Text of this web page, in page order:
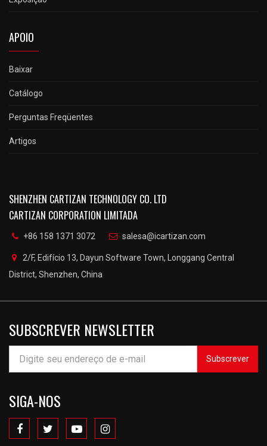
APOIO
Baixar
Catálogo
Perguntas Freqüentes
Artigos
SHENZHEN CARTIZAN TECHNOLOGY CO. LTD
CARTIZAN CORPORATION LIMITADA
+86 158 1371 3072 salesa@icartizan.com
2/F, Edifício 13, Dayun Software Town, Longgang Central
District, Shenzhen, China
SUBSCREVER NEWSLETTER
Subscrever
SIGA-NOS